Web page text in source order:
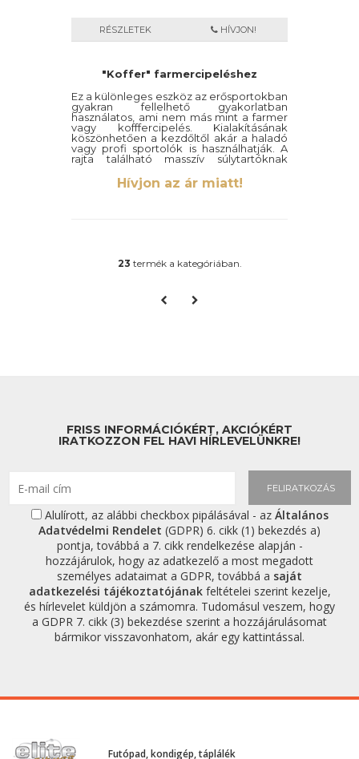
RÉSZLETEK HÍVJON!
"Koffer" farmercipeléshez
Ez a különleges eszköz az erősportokban
gyakran fellelhető gyakorlatban
használatos, ami nem más mint a farmer
vagy kofffercipelés. Kialakításának
köszönhetően a kezdőltől akár a haladó
vagy profi sportolók is használhatják. A
rajta található masszív súlytartóknak
köszönhetően folyamatosan tudjuk
növelni a megmozgatni kívánt súlyt.
Masszív, erőteljes anyagok
Hívjon az ár miatt!
23 termék a kategóriában.
FRISS INFORMÁCIÓKÉRT, AKCIÓKÉRT
IRATKOZZON FEL HAVI HÍRLEVELÜNKRE!
FELIRATKOZÁS
Alulírott, az alábbi checkbox pipálásával - az Általános
Adatvédelmi Rendelet (GDPR) 6. cikk (1) bekezdés a)
pontja, továbbá a 7. cikk rendelkezése alapján -
hozzájárulok, hogy az adatkezelő a most megadott
személyes adataimat a GDPR, továbbá a saját
adatkezelési tájékoztatójánakfeltételei szerint kezelje,
és hírlevelet küldjön a számomra. Tudomásul veszem, hogy
a GDPR 7. cikk (3) bekezdése szerint a hozzájárulásomat
bármikor visszavonhatom, akár egy kattintással.
Futópad, kondigép, táplálék